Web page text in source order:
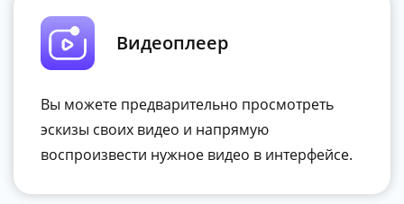
Видеоплеер
Вы можете предварительно просмотреть
эскизы своих видео и напрямую
воспроизвести нужное видео в интерфейсе.